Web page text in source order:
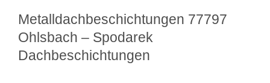
Metalldachbeschichtungen 77797
Ohlsbach – Spodarek
Dachbeschichtungen